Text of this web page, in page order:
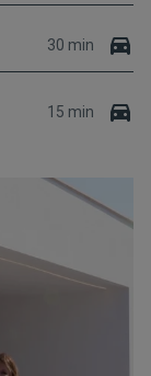
30 min
15 min